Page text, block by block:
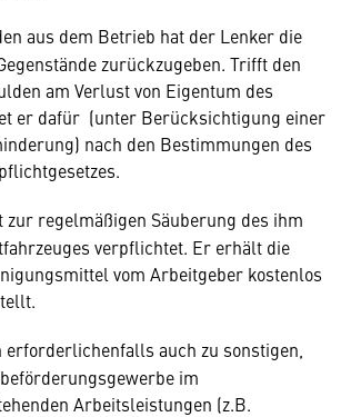
aus dem Betrieb hat der Lenker die
zurückzugeben. Trifft den
am Verlust von Eigentum des
er dafür (unter Berücksichtigung einer
nach den Bestimmungen des
zur regelmäßigen Säuberung des ihm
verpflichtet. Er erhält die
vom Arbeitgeber kostenlos
erforderlichenfalls auch zu sonstigen,
im
Arbeitsleistungen (z.B.